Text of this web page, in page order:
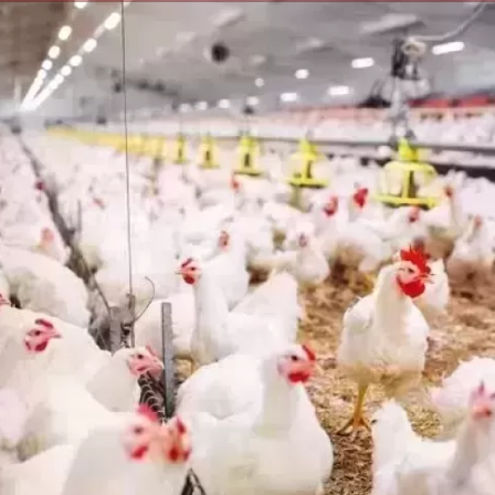
إلهام شرشر تكتب: دي مبقتش كورة..
دي سياسة
الكاتبة إلهام شرشر تهنئ الرئيس
السيسي بعيد ميلاده وتُشيد بجهوده
في بناء الدولة